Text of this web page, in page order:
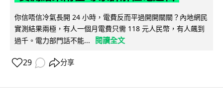
你信唔信冷氣長開 24 小時，電費反而平過開開關關？內地網民
實測結果兩極，有人一個月電費只需 118 元人民幣，有人飆到
過千。電力部門話不能...
閱讀全文
29 分享